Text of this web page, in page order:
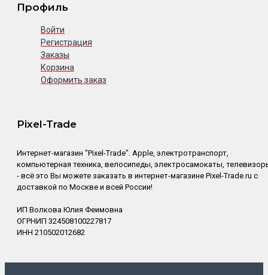
Профиль
Войти
Регистрация
Заказы
Корзина
Оформить заказ
Pixel-Trade
Интернет-магазин "Pixel-Trade". Apple, электротранспорт,
компьютерная техника, велосипеды, электросамокаты,
- всё это Вы можете заказать в интернет-магазине Pixel-Trade.ru с
доставкой по Москве и всей России!
ИП Волкова Юлия Феимовна
ОГРНИП 324508100227817
ИНН 210502012682